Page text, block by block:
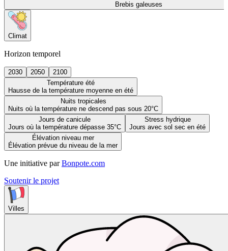
Brebis galeuses
Climat
Horizon temporel
2030 2050
2100
Température été
Hausse de la température moyenne en été
Nuits tropicales
Nuits où la température ne descend pas sous 20°C
Jours de canicule
Jours où la température dépasse 35°C
Stress hydrique
Jours avec sol sec en été
Élévation niveau mer
Élévation prévue du niveau de la mer
Une initiative par Bonpote.com
Soutenir le projet
Villes